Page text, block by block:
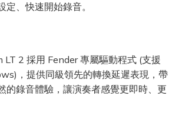
定、快速開始錄音。
LT 2 採用 Fender 專屬驅動程式 (支援
，提供同級領先的轉換延遲表現，帶
的錄音體驗，讓演奏者感覺更即時、更